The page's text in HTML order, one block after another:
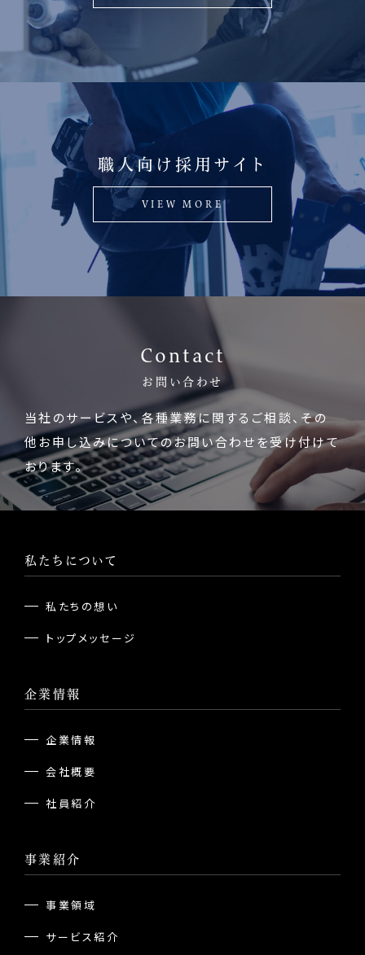
職人向け採用サイト
VIEW MORE
Contact
お問い合わせ
当社のサービスや、各種業務に関するご相談、 その
他お申し込みについてのお問い合わせを受け付けて
おります。
私たちについて
私たちの想い
トップメッセージ
企業情報
企業情報
会社概要
社員紹介
事業紹介
事業領域
サービス紹介